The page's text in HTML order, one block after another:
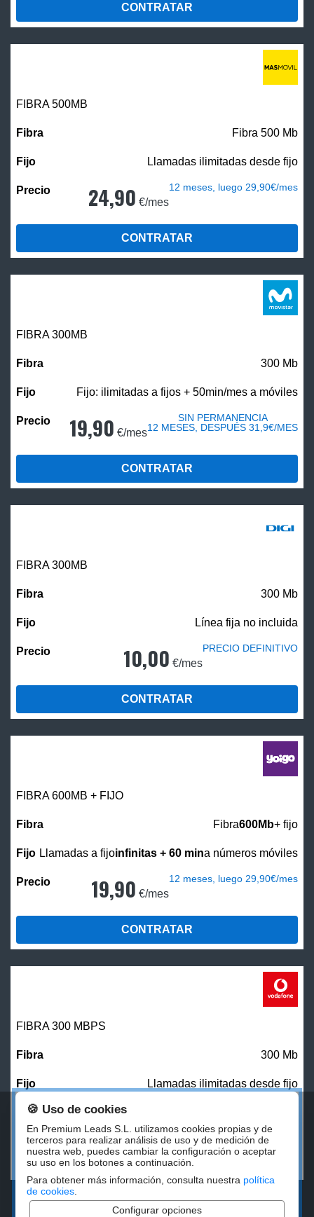
CONTRATAR
FIBRA500MB
Fibra 500 Mb
Llamadas ilimitadas desde fijo
24,90 €/mes
12 meses, luego 29,90€/mes
CONTRATAR
FIBRA 300MB
300 Mb
Fijo: ilimitadas a fijos + 50min/mes a móviles
19,90 €/mes
SIN PERMANENCIA
12 MESES, DESPUÉS 31,9€/MES
CONTRATAR
FIBRA 300MB
300 Mb
Línea fija no incluida
10,00 €/mes
PRECIO DEFINITIVO
CONTRATAR
FIBRA 600MB + FIJO
Fibra600Mb+ fijo
Llamadas a fijoinfinitas + 60 mina números móviles
19,90 €/mes
12 meses, luego 29,90€/mes
CONTRATAR
FIBRA 300 MBPS
300 Mb
Llamadas ilimitadas desde fijo
27,00 €/mes
CONTRATAR
🍪 Uso de cookies
En Premium Leads S.L. utilizamos cookies propias y de
terceros para realizar análisis de uso y de medición de
nuestra web, puedes cambiar la configuración o aceptar
su uso en los botones a continuación.
Para obtener más información, consulta nuestra política
de cookies
Configurar opciones